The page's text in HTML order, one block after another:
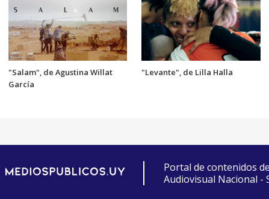
"Salam", de Agustina Willat
García
"Levante", de Lilla Halla
Portal de contenidos
Audiovisual Nacional -